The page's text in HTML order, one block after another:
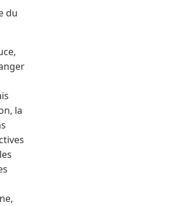
du
la